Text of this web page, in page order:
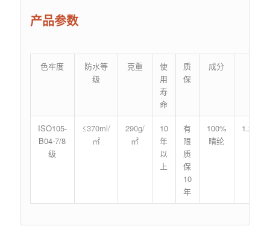
产品参数
色牢度
防水等
级
克重
使
用
寿
命
质
保
成分
ISO105-
B04-7/8
级
≤370ml/
㎡
290g/
㎡
10
年
以
上
有
限
质
保
10
年
100%
晴纶
1.2m/